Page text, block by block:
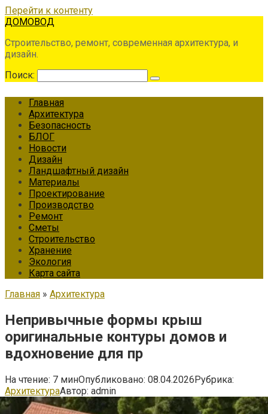
Перейти к контенту
ДОМОВОД
Строительство, ремонт, современная архитектура, и
дизайн.
Поиск:
Главная
Архитектура
Безопасность
БЛОГ
Новости
Дизайн
Ландшафтный дизайн
Материалы
Проектирование
Производство
Ремонт
Сметы
Строительство
Хранение
Экология
Карта сайта
Главная » Архитектура
Непривычные формы крыш
оригинальные контуры домов и
вдохновение для пр
На чтение: 7 минОпубликовано: 08.04.2026Рубрика:
АрхитектураАвтор: admin